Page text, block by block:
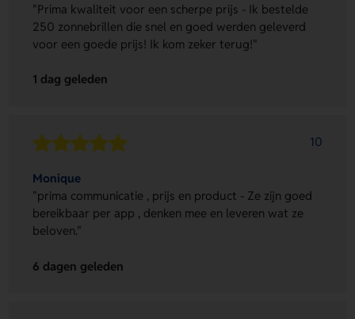
"Prima kwaliteit voor een scherpe prijs - Ik bestelde
250 zonnebrillen die snel en goed werden geleverd
voor een goede prijs! Ik kom zeker terug!"
1 dag geleden
10
Monique
"prima communicatie , prijs en product - Ze zijn goed
bereikbaar per app , denken mee en leveren wat ze
beloven."
6 dagen geleden